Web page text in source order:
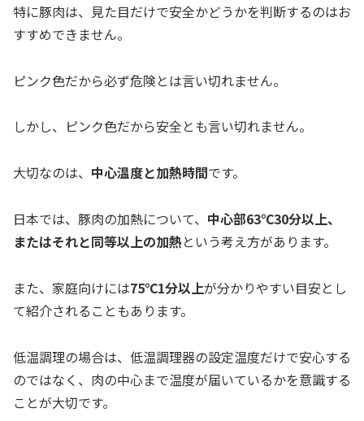
特に豚肉は、見た目だけで安全かどうかを判断するのはお
すすめできません。
ピンク色だから必ず危険とは言い切れません。
しかし、ピンク色だから安全とも言い切れません。
大切なのは、 中心温度と加熱時間です。
日本では、豚肉の加熱について、 中心部63℃30分以上、
またはそれと同等以上の加熱という考え方があります。
また、家庭向けには75℃1分以上が分かりやすい目安とし
て紹介されることもあります。
低温調理の場合は、低温調理器の設定温度だけで安心する
のではなく、肉の中心まで温度が届いているかを意識する
ことが大切です。